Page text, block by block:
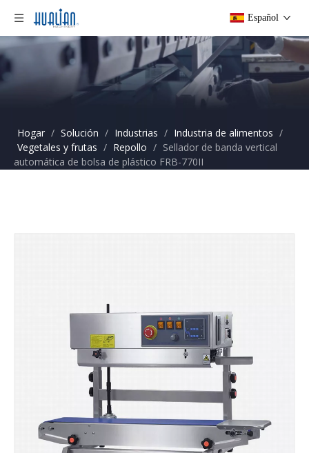
Español
Hogar / Solución / Industrias / Industria de alimentos /
Vegetales y frutas / Repollo / Sellador de banda vertical
automática de bolsa de plástico FRB-770II